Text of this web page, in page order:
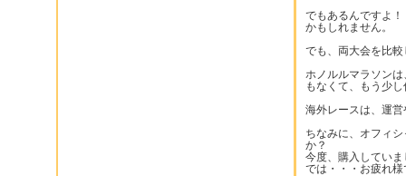
でもあるんですよ
かもしれません。
でも、両大会を比
ホノルルマラソン
もなくて、もう少
海外レースは、運
ちなみに、オフィ
か？
今度、購入してい
では・・・お疲れ様